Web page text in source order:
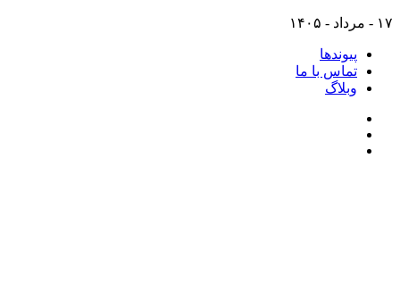
۱۷ - مرداد - ۱۴۰۵
پیوندها
تماس با ما
وبلاگ